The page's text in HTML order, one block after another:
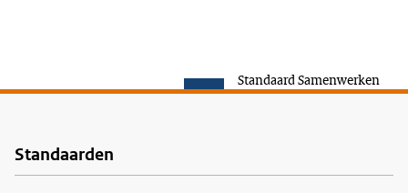
Standaard Samenwerken
Voet
Standaarden